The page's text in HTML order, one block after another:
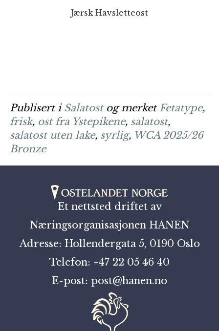
Jærsk Havsletteost
Publisert i Salatostog merket Fetatype,
frisk, ost fra Ystepikene, salatost,
salatost uten lake, syrlig, WCA 2025/26
Bronze
Et nettsted driftet av
Næringsorganisasjonen HANEN
Adresse: Hollendergata 5, 0190 Oslo
Telefon: +47 22 05 46 40
E-post: post@hanen.no